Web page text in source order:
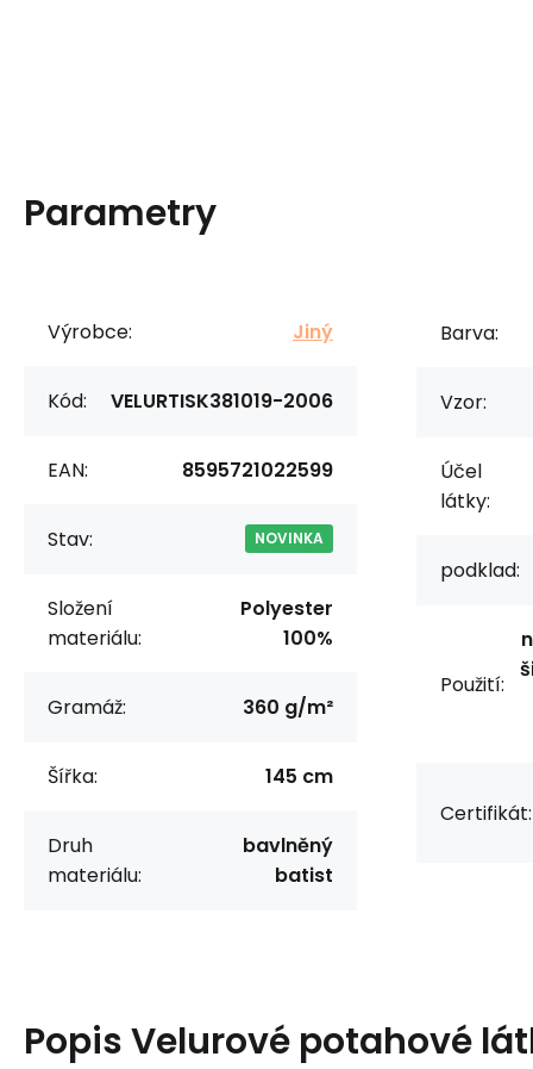
Parametry
Výrobce: Jiný
Kód: VELURTISK381019-2006
EAN: 8595721022599
Stav: NOVINKA
Složení
materiálu:
Polyester
100%
Gramáž: 360 g/m²
Šířka: 145 cm
Druh
materiálu:
bavlněný
batist
Barva:
Vzor:
Účel
látky:
podklad:
Použití:
Certifikát:
PopisVelurové potahové